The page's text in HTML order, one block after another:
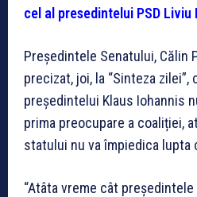
cel al presedintelui PSD
Președintele Senatului, Călin
precizat, joi, la “Sinteza zilei”,
președintelui Klaus Iohannis
prima preocupare a coaliției,
statului nu va împiedica lupta
“Atâta vreme cât